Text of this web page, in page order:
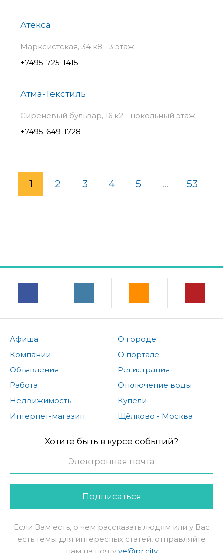
Атекса
Марксистская, 34 к8 - 3 этаж
+7495-725-1415
Атма-Текстиль
Сиреневый бульвар, 16 к2 - цокольный этаж
+7495-649-1728
1 2 3 4 5 ... 53
Афиша
Компании
Объявления
Работа
Недвижимость
Интернет-магазин
О городе
О портале
Регистрация
Отключение воды
Купели
Щёлково - Москва
Хотите быть в курсе событий?
Подписаться
Если Вам есть, о чем рассказать людям или у Вас
есть темы для интересных статей, отправляйте
нам на почту ve@pr.city